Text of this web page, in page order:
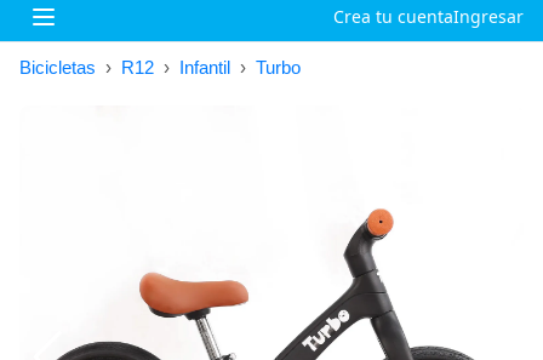
Open main menu Crea tu cuentaIngresar
Bicicletas › R12 › Infantil › Turbo